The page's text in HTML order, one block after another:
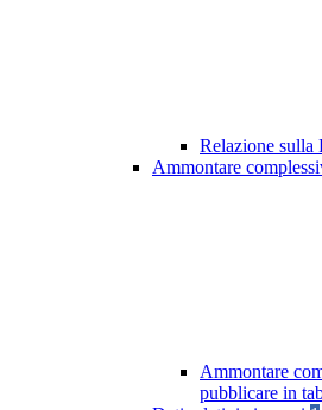
Relazione sulla
Ammontare
Ammontare
pubblicare in